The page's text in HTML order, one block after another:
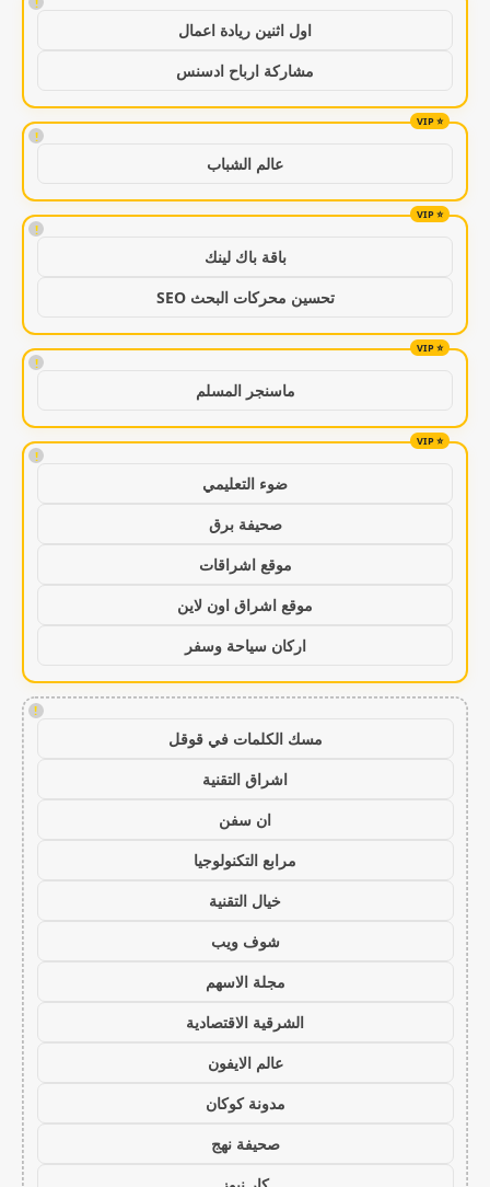
اول اثنين ريادة اعمال
مشاركة ارباح ادسنس
!
عالم الشباب
!
باقة باك لينك
تحسين محركات البحث SEO
!
ماسنجر المسلم
!
ضوء التعليمي
صحيفة برق
موقع اشراقات
موقع اشراق اون لاين
اركان سياحة وسفر
!
مسك الكلمات في قوقل
اشراق التقنية
ان سفن
مرابع التكنولوجيا
خيال التقنية
شوف ويب
مجلة الاسهم
الشرقية الاقتصادية
عالم الايفون
مدونة كوكان
صحيفة نهج